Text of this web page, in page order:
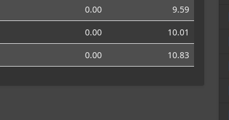
0.00
9.59
0.00
10.01
0.00 10.83